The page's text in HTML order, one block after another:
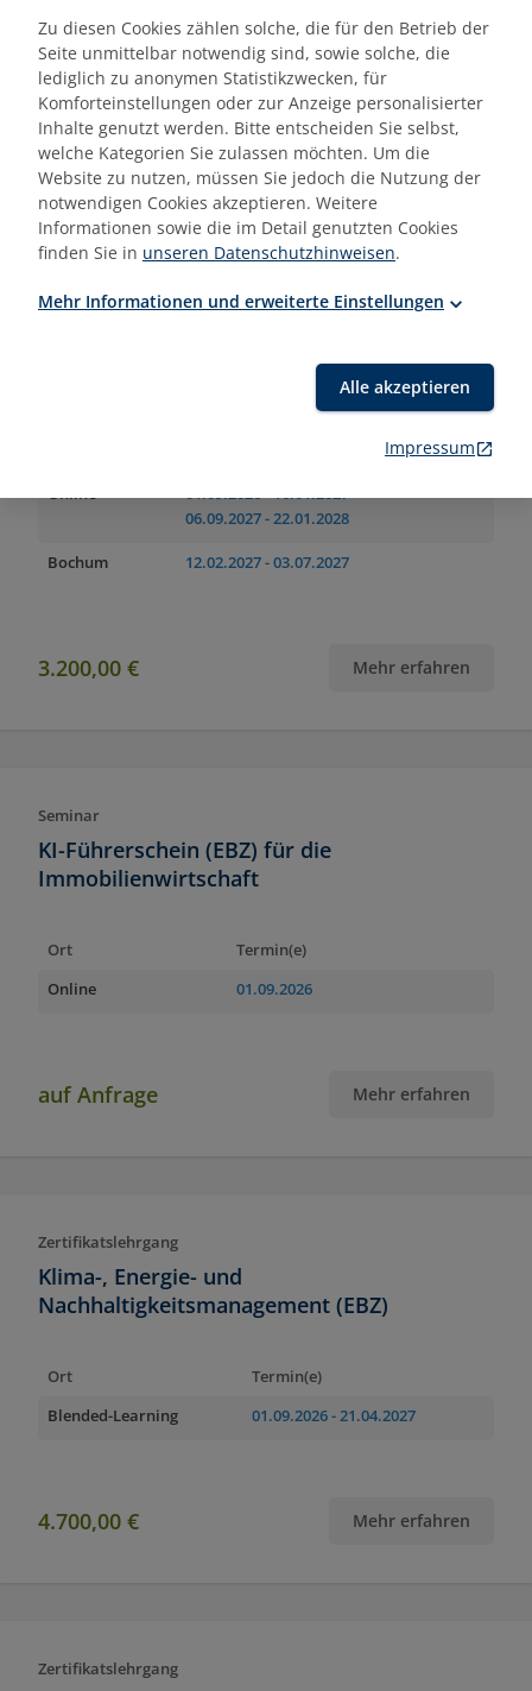
Ort
Termin(e)
Blended-Learning
01.09.2026- 03.12.2026
2.600,00 € Mehr erfahren
Online
01.09.2026- 16.01.2027
06.09.2027- 22.01.2028
Bochum 12.02.2027- 03.07.2027
3.200,00 € Mehr erfahren
Seminar
KI-Führerschein (EBZ) für die
Immobilienwirtschaft
Ort
Termin(e)
Online
01.09.2026
auf Anfrage Mehr erfahren
Zertifikatslehrgang
Klima-, Energie- und
Nachhaltigkeitsmanagement (EBZ)
Ort
Termin(e)
Blended-Learning
01.09.2026- 21.04.2027
4.700,00 € Mehr erfahren
Zertifikatslehrgang
Zu diesen Cookies zählen solche, die für den Betrieb der
Seite unmittelbar notwendig sind, sowie solche, die
lediglich zu anonymen Statistikzwecken, für
Komforteinstellungen oder zur Anzeige personalisierter
Inhalte genutzt werden. Bitte entscheiden Sie selbst,
welche Kategorien Sie zulassen möchten. Um die
Website zu nutzen, müssen Sie jedoch die Nutzung der
notwendigen Cookies akzeptieren. Weitere
Informationen sowie die im Detail genutzten Cookies
finden Sie in unseren Datenschutzhinweisen.
Mehr Informationen und erweiterte Einstellungen
Alle akzeptieren
Impressum